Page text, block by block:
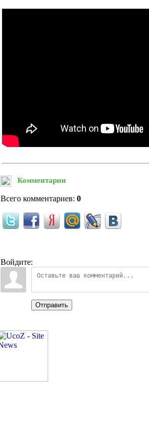
Комментарии
Всего комментариев: 0
Войдите:
Отправить